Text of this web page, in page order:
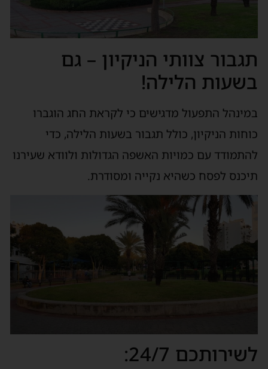
תגבור צוותי הניקיון – גם
בשעות הלילה!
במינהל התפעול מדגישים כי לקראת החג הוגברו
כוחות הניקיון, כולל תגבור בשעות הלילה, כדי
להתמודד עם כמויות האשפה הגדולות ולוודא שעירנו
תיכנס לפסח כשהיא נקייה ומסודרת.
לשירותכם 24/7: